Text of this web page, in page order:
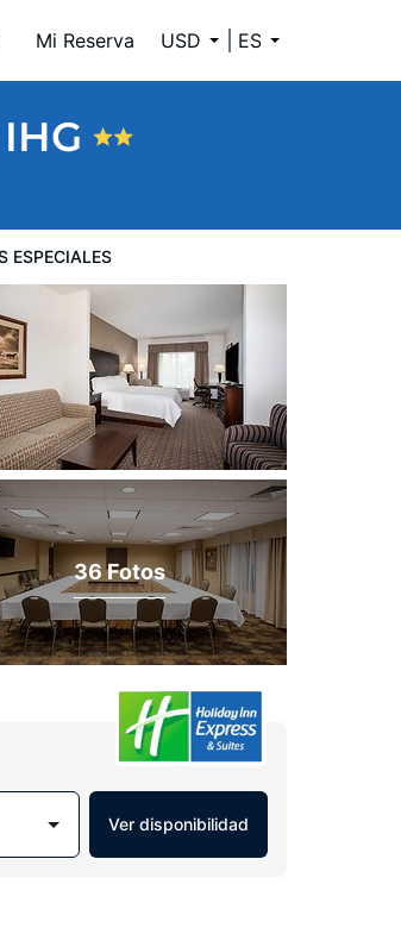
Mi Reserva USD ES
ESPECIALES
36 Fotos
Ver disponibilidad